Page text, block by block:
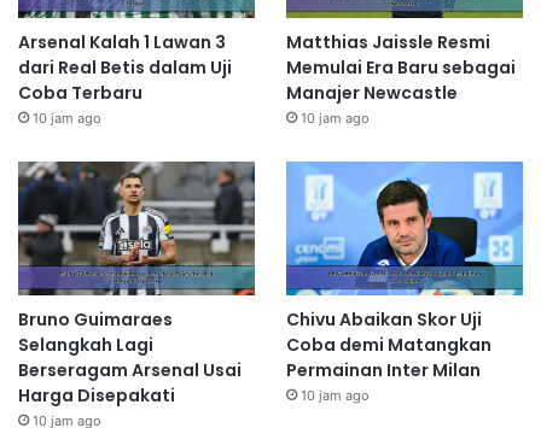
Arsenal Kalah 1 Lawan 3
dari Real Betis dalam Uji
Coba Terbaru
10 jam ago
Matthias Jaissle Resmi
Memulai Era Baru sebagai
Manajer Newcastle
10 jam ago
Bruno Guimaraes
Selangkah Lagi
Berseragam Arsenal Usai
Harga Disepakati
10 jam ago
Chivu Abaikan Skor Uji
Coba demi Matangkan
Permainan Inter Milan
10 jam ago